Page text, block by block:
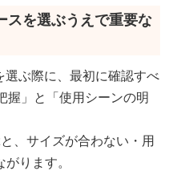
スを選ぶうえで重要な
ぶ際に、最初に確認すべ
握」と「使用シーンの明
、サイズが合わない・用
ります。